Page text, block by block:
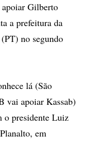
Gilberto
a prefeitura da
no segundo
lá (São
vai apoiar Kassab)
o presidente Luiz
em